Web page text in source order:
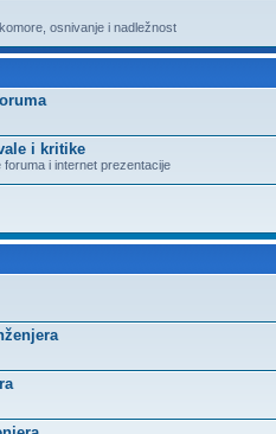
osnivanje i nadležnost
i kritike
foruma i internet prezentacije